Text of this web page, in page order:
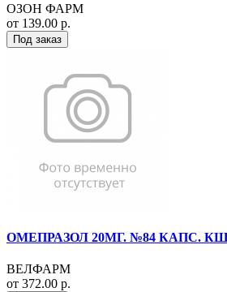
ОЗОН ФАРМ
от 139.00 р.
Под заказ
ОМЕПРАЗОЛ 20МГ. №84 КАПС.
ВЕЛФАРМ
от 372.00 р.